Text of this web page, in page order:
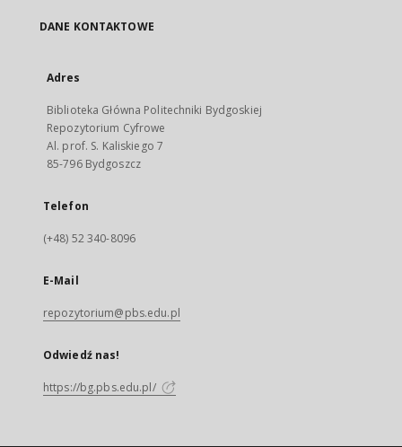
DANE KONTAKTOWE
Adres
Biblioteka Główna Politechniki Bydgoskiej
Repozytorium Cyfrowe
Al. prof. S. Kaliskiego 7
85-796 Bydgoszcz
Telefon
(+48) 52 340-8096
E-Mail
repozytorium@pbs.edu.pl
Odwiedź nas!
https://bg.pbs.edu.pl/